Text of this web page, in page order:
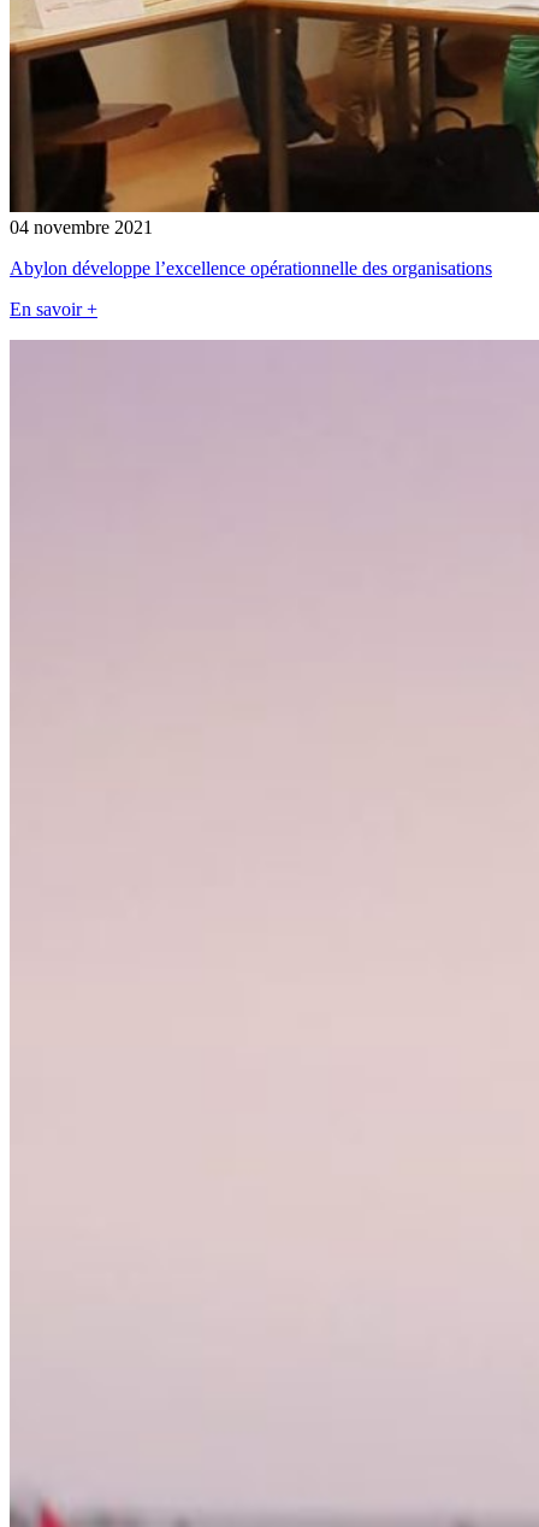
04 novembre 2021
Abylon développe l’excellence opérationnelle des organisations
En savoir +